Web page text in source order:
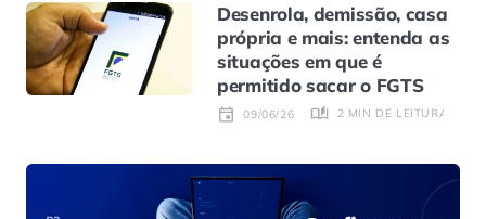
Desenrola, demissão, casa
própria e mais: entenda as
situações em que é
permitido sacar o FGTS
09/06/26 2 MIN DE LEITURA